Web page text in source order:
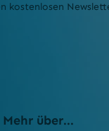
kostenlosen
Mehr über...